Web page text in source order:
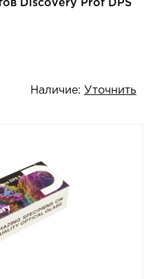
Discovery Prof DPS
Наличие: Уточнить